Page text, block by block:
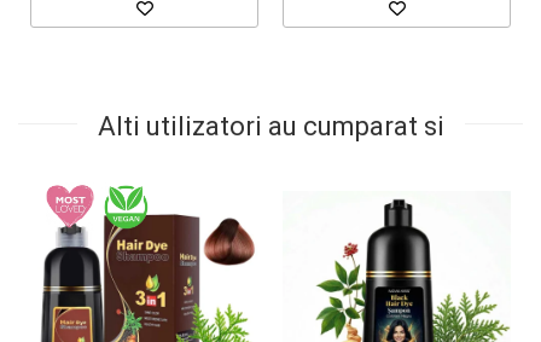
Alti utilizatori au cumparat si